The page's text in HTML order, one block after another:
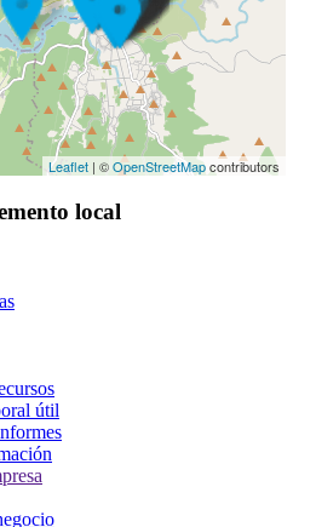
Leaflet| ©OpenStreetMapcontributors
local
útil